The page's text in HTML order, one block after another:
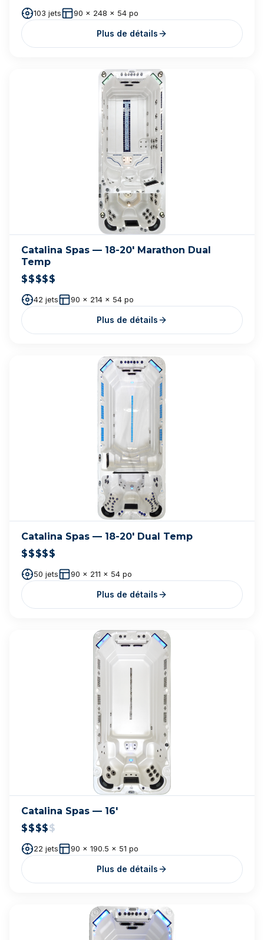
Cal Spas Fitness — FA-1325
93 x 151 x 51 po
Plus de détails
Cal Spas Fitness — F-1325
93 x 151 x 51 po
Plus de détails
Prêt à trouver le bon spa, neuf,
Parler à un expert
Voir les spas par catégorie
EN VEDETTE
Notre univers
Découvrez nos spas en action — showroom,
installations et moments de détente.